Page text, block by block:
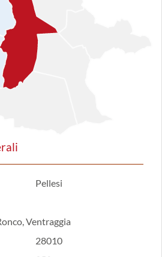
Pellesi
Ventraggia
28010